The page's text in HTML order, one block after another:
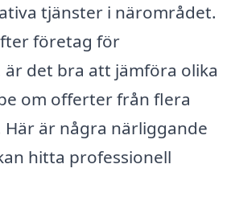
tjänster i närområdet.
företag för
det bra att jämföra olika
om offerter från flera
är några närliggande
hitta professionell